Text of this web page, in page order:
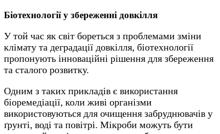
Біотехнології у збереженні довкілля
У той час як світ бореться з проблемами зміни
клімату та деградації довкілля, біотехнології
пропонують інноваційні рішення для збереження
та сталого розвитку.
Одним з таких прикладів є використання
біоремедіації, коли живі організми
використовуються для очищення забруднювачів у
ґрунті, воді та повітрі. Мікроби можуть бути